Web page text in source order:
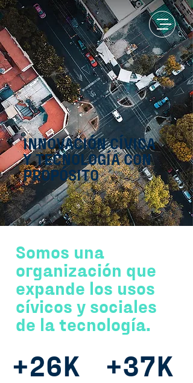
INNOVACIÓN CÍVICA
Y TECNOLOGÍA CON
PROPÓSITO
Somos una
organización que
expande los usos
cívicos y sociales
de la tecnología.
+26K +37K